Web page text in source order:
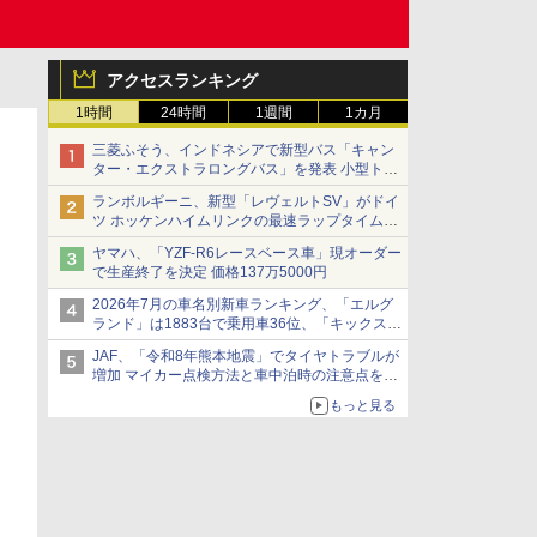
アクセスランキング
1時間 24時間 1週間 1カ月
三菱ふそう、インドネシアで新型バス「キャン
ター・エクストラロングバス」を発表 小型トラ
ックベースの観光・旅客輸送向けバス
ランボルギーニ、新型「レヴェルトSV」がドイ
ツ ホッケンハイムリンクの最速ラップタイムを
記録
ヤマハ、「YZF-R6レースベース車」現オーダー
で生産終了を決定 価格137万5000円
2026年7月の車名別新車ランキング、「エルグ
ランド」は1883台で乗用車36位、「キックス」
は2591台で27位に
JAF、「令和8年熊本地震」でタイヤトラブルが
増加 マイカー点検方法と車中泊時の注意点を呼
もっと見る